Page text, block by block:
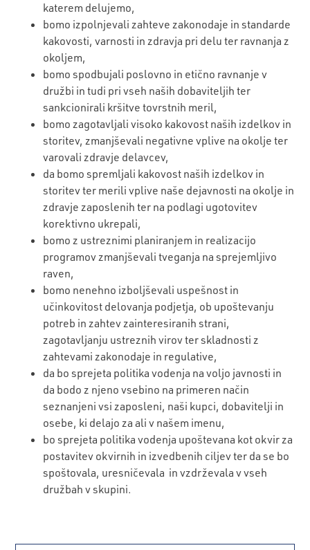
katerem delujemo,
bomo izpolnjevali zahteve zakonodaje in standarde
kakovosti, varnosti in zdravja pri delu ter ravnanja z
okoljem,
bomo spodbujali poslovno in etično ravnanje v
družbi in tudi pri vseh naših dobaviteljih ter
sankcionirali kršitve tovrstnih meril,
bomo zagotavljali visoko kakovost naših izdelkov in
storitev, zmanjševali negativne vplive na okolje ter
varovali zdravje delavcev,
da bomo spremljali kakovost naših izdelkov in
storitev ter merili vplive naše dejavnosti na okolje in
zdravje zaposlenih ter na podlagi ugotovitev
korektivno ukrepali,
bomo z ustreznimi planiranjem in realizacijo
programov zmanjševali tveganja na sprejemljivo
raven,
bomo nenehno izboljševali uspešnost in
učinkovitost delovanja podjetja, ob upoštevanju
potreb in zahtev zainteresiranih strani,
zagotavljanju ustreznih virov ter skladnosti z
zahtevami zakonodaje in regulative,
da bo sprejeta politika vodenja na voljo javnosti in
da bodo z njeno vsebino na primeren način
seznanjeni vsi zaposleni, naši kupci, dobavitelji in
osebe, ki delajo za ali v našem imenu,
bo sprejeta politika vodenja upoštevana kot okvir za
postavitev okvirnih in izvedbenih ciljev ter da se bo
spoštovala, uresničevala in vzdrževala v vseh
družbah v skupini.